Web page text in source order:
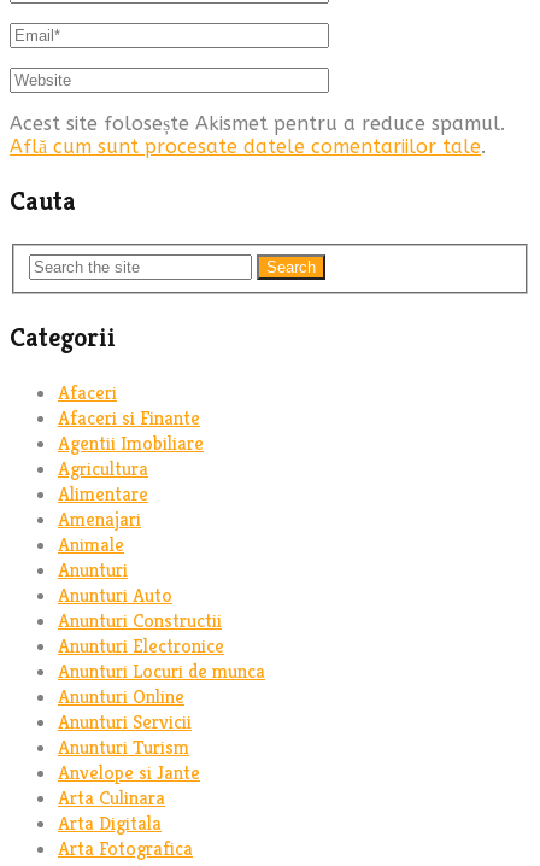
Acest site folosește Akismet pentru a reduce spamul.
Află cum sunt procesate datele comentariilor tale.
Cauta
Search
Categorii
Afaceri
Afaceri si Finante
Agentii Imobiliare
Agricultura
Alimentare
Amenajari
Animale
Anunturi
Anunturi Auto
Anunturi Constructii
Anunturi Electronice
Anunturi Locuri de munca
Anunturi Online
Anunturi Servicii
Anunturi Turism
Anvelope si Jante
Arta Culinara
Arta Digitala
Arta Fotografica